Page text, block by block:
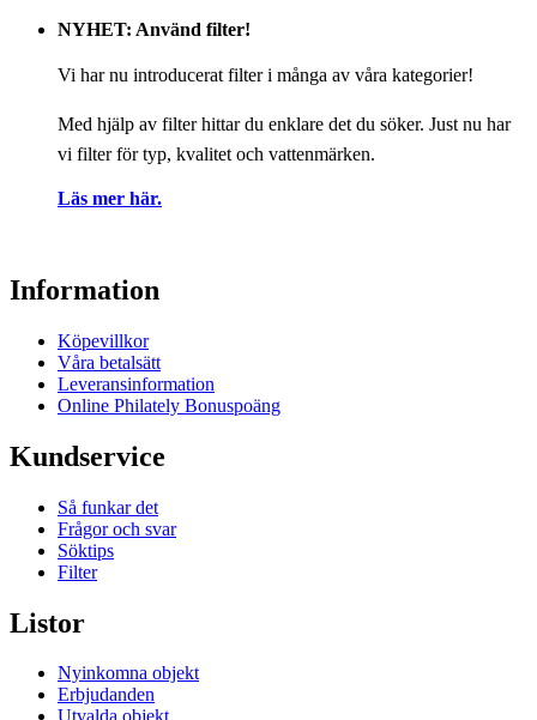
NYHET: Använd filter!
Vi har nu introducerat filter i många av våra kategorier!
Med hjälp av filter hittar du enklare det du söker. Just nu har
vi filter för typ, kvalitet och vattenmärken.
Läs mer här.
Information
Köpevillkor
Våra betalsätt
Leveransinformation
Online Philately Bonuspoäng
Kundservice
Så funkar det
Frågor och svar
Söktips
Filter
Listor
Nyinkomna objekt
Erbjudanden